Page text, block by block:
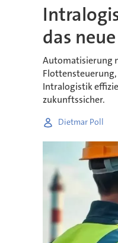
das
Automatisierung
Intralogistik
zukunftssicher.
Dietmar Poll